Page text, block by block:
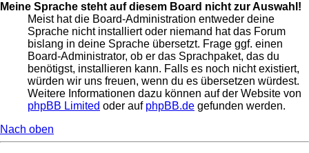
Meine Sprache steht auf diesem Board nicht zur Auswahl!
Meist hat die Board-Administration entweder deine
Sprache nicht installiert oder niemand hat das Forum
bislang in deine Sprache übersetzt. Frage ggf. einen
Board-Administrator, ob er das Sprachpaket, das du
benötigst, installieren kann. Falls es noch nicht existiert,
würden wir uns freuen, wenn du es übersetzen würdest.
Weitere Informationen dazu können auf der Website von
phpBB Limited oder auf phpBB.de gefunden werden.
Nach oben